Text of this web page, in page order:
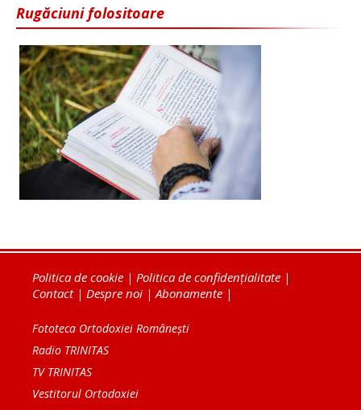
Rugăciuni folositoare
Politica de cookie | Politica de confidențialitate |
Contact| Despre noi |Abonamente |
Fototeca Ortodoxiei Românești
Radio TRINITAS
TV TRINITAS
Vestitorul Ortodoxiei